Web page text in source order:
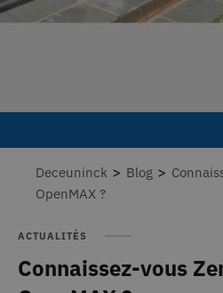
Deceuninck > Blog >
OpenMAX ?
ACTUALITÉS
Connaissez-vous